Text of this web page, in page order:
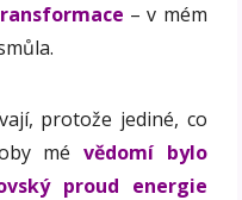
– v mém
protože jediné, co
mé vědomí bylo
proud energie